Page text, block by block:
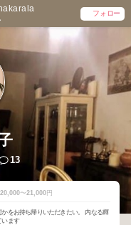
フォロー
13
20,000〜21,000円
をお持ち帰りいただきたい。 内なる輝
います